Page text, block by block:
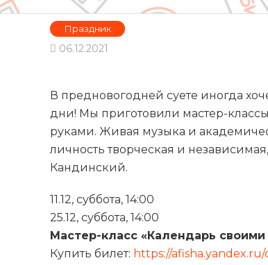
06.12.2021
Праздник
В предновогодней суете иногда
дни! Мы приготовили мастер-
руками. Живая музыка и
личность творческая и
Кандинский.
11.12, суббота, 14:00
25.12, суббота, 14:00
Мастер-класс «Календарь своими
Купить билет: https://